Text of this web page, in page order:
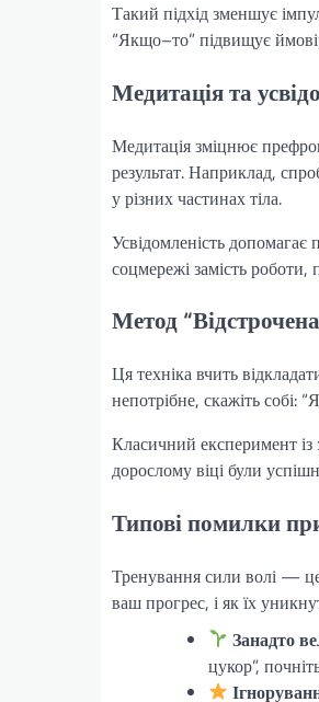
Такий підхід зменшує
“Якщо–то” підвищує
Медитація та
Медитація зміцнює
результат. Наприклад,
у різних частинах тіла.
Усвідомленість
соцмережі замість роботи,
Метод
Ця техніка вчить
непотрібне, скажіть собі:
Класичний експеримент із
дорослому віці були
Типові помилки
Тренування сили волі —
ваш прогрес, і як їх
Занадто
цукор”,